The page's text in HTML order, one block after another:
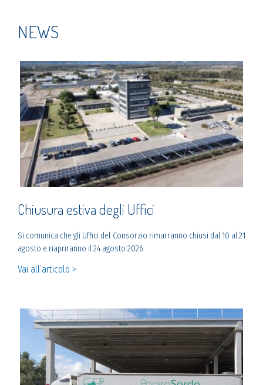
NEWS
Chiusura estiva degli Uffici
Si comunica che gli Uffici del Consorzio rimarranno chiusi dal 10 al 21
agosto e riapriranno il 24 agosto 2026
Vai all’articolo >